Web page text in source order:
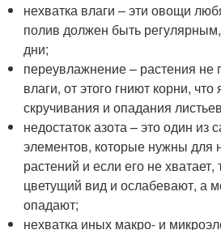
нехватка влаги – эти овощи
полив должен быть
дни;
переувлажнение – растения не
влаги, от этого гниют корни,
скручивания и опадания
недостаток азота – это один
элементов, которые нужны для
растений и если его не
цветущий вид и ослабевают, а
опадают;
нехватка иных макро- и